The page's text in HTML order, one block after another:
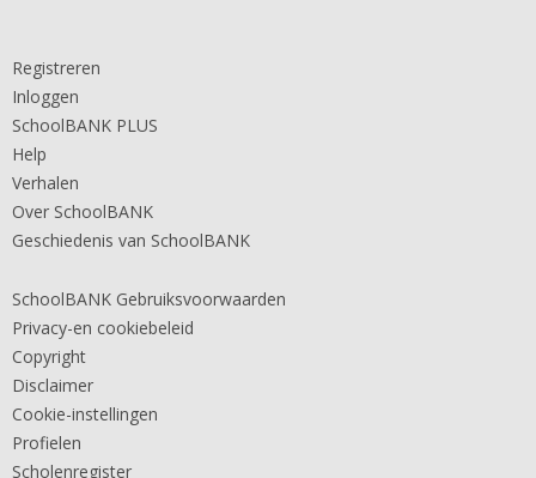
Registreren
Inloggen
SchoolBANK PLUS
Help
Verhalen
Over SchoolBANK
Geschiedenis van SchoolBANK
SchoolBANK Gebruiksvoorwaarden
Privacy-en cookiebeleid
Copyright
Disclaimer
Cookie-instellingen
Profielen
Scholenregister